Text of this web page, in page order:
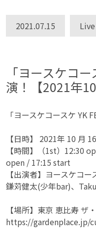
2021.07.15 Live
「ヨースケコ
演！【2021年
「ヨースケコースケ YK
【日時】 2021年 10 月
【時間】（1st）12:30
open / 17:15 start
【出演者】ヨースケコー
鎌苅健太(少年bar)、
【場所】東京 恵比寿 ザ
https://gardenplace.jp/